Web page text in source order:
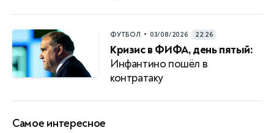
ФУТБОЛ • 03/08/2026 22:26
Кризис в ФИФА, день пятый:
Инфантино пошёл в
контратаку
Самое интересное